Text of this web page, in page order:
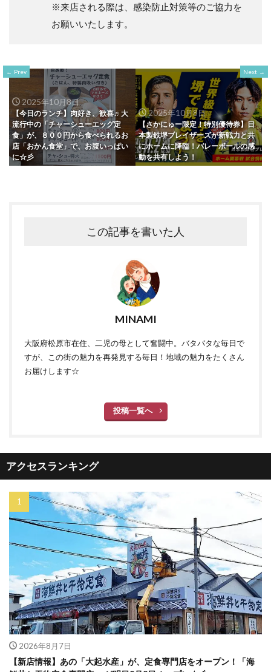
※来店される際は、感染防止対策等のご協力を
お願いいたします。
Prev
2025年10月8日
【今日のランチ】肉好き、歓喜♬大
流行中の「チャーシューエッグ定
食」が、８００円から食べられるお
店「おかん食堂」で、お腹いっぱい
に☆彡
Next
2025年10月8日
【さかにゅー限定！特別優待券】日
本製鉄堺ブレイザーズが新戦力と共
にホームに降臨！バレーボールの感
動を共有しよう！
この記事を書いた人
MINAMI
大阪府松原市在住、二児の母として奮闘中。バタバタな毎日で
すが、この街の魅力を再発見する毎日！地域の魅力をたくさん
お届けします☆
投稿一覧へ
アクセスランキング
2026年8月7日
【新店情報】あの「大起水産」が、定食専門店をオープン！「海